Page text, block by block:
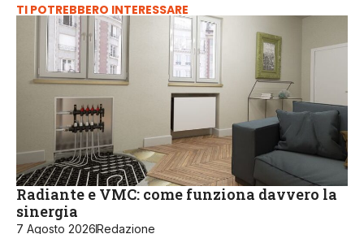
TI POTREBBERO INTERESSARE
Radiante e VMC: come funziona davvero la
sinergia
7 Agosto 2026Redazione